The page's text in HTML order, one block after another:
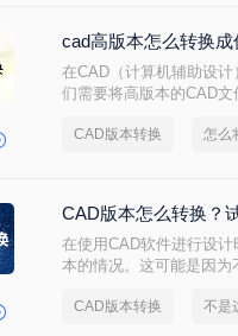
cad高版本怎么转换成
在CAD（计算机辅助设
们需要将高版本的CAD
换。
CAD版本转换
CAD版本怎么转换？
在使用CAD软件进行设
本的情况。这可能是因
方法。
CAD版本转换